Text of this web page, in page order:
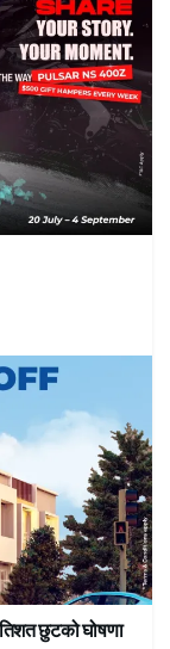
छुटको घोषणा